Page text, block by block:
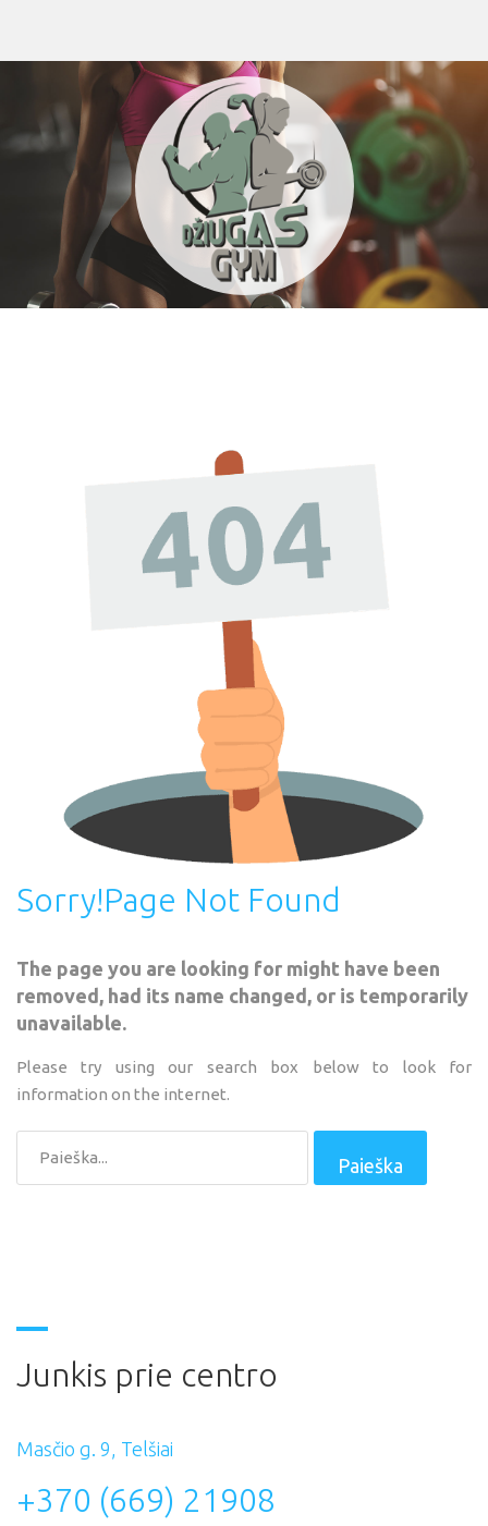
Sorry!Page Not Found
The page you are looking for might have been
removed, had its name changed, or is temporarily
unavailable.
Please try using our search box below to look for
information on the internet.
Paieška
Junkis prie centro
Masčio g. 9, Telšiai
+370 (669) 21908